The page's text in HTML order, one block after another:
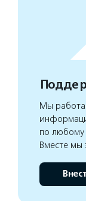
Мы
по любому
Вместе мы